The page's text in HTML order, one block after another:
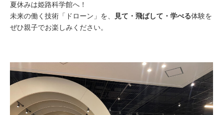
夏休みは姫路科学館へ！
未来の働く技術「ドローン」を、
見て・飛ばして・学べる体験を
ぜひ親子でお楽しみください。